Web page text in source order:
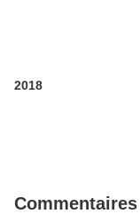
2018
Commentaires